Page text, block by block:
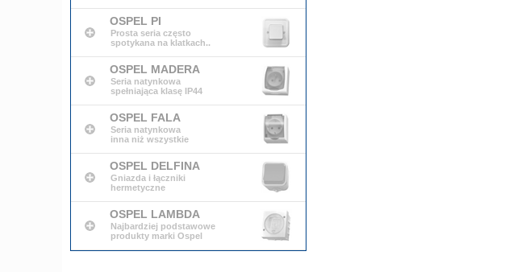
OSPEL PI
Prosta seria często
spotykana na klatkach..
OSPEL MADERA
Seria natynkowa
spełniająca klasę IP44
OSPEL FALA
Seria natynkowa
inna niż wszystkie
OSPEL DELFINA
Gniazda i łączniki
hermetyczne
OSPEL LAMBDA
Najbardziej podstawowe
produkty marki Ospel